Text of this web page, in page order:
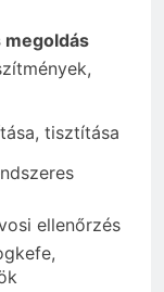
megoldás
tisztítása
ellenőrzés